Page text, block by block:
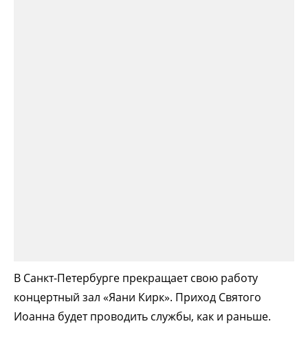
В Санкт-Петербурге прекращает свою работу
концертный зал «Яани Кирк». Приход Святого
Иоанна будет проводить службы, как и раньше.